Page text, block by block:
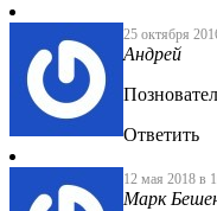
25 октября
Андрей
Ответить
12 мая 2018 в
Марк